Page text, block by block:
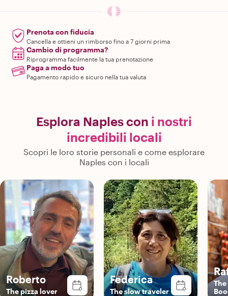
Prenota con fiducia
Cancella e ottieni un rimborso fino a 7 giorni prima
Cambio di programma?
Riprogramma facilmente la tua prenotazione
Paga a modo tuo
Pagamento rapido e sicuro nella tua valuta
Esplora Naples con i nostri
incredibili locali
Scopri le loro storie personali e come esplorare
Naples con i locali
Roberto
The pizza lover
Federica
The slow traveler